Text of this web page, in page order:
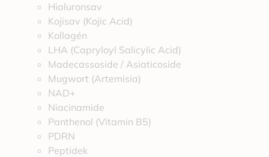
Hialuronsav
Kojisav (Kojic Acid)
Kollagén
LHA (Capryloyl Salicylic Acid)
Madecassoside / Asiaticoside
Mugwort (Artemisia)
NAD+
Niacinamide
Panthenol (Vitamin B5)
PDRN
Peptidek